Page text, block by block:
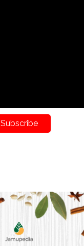
Subscribe